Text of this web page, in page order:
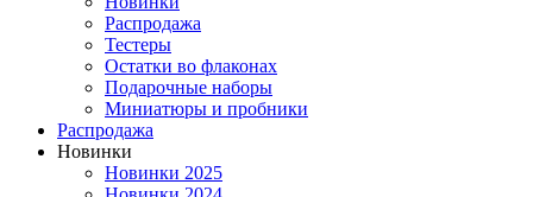
Распродажа
Тестеры
Остатки во флаконах
Подарочные наборы
Миниатюры и пробники
Распродажа
Новинки
Новинки 2025